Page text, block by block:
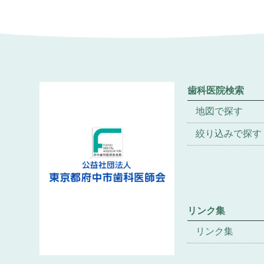
歯科医院検索
地図で探す
絞り込みで探す
リンク集
リンク集